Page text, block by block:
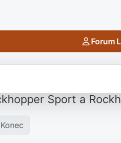
Forum
Sport a
Konec